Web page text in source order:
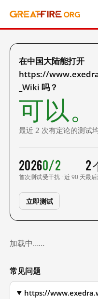
在中国大陆能打开
https://
_Wiki 吗？
可以。
最近 2 次有定论的测试
2026
首次测试
0/2
受干扰 · 近 90 天
2
最
立即测试
加载中……
常见问题
https://